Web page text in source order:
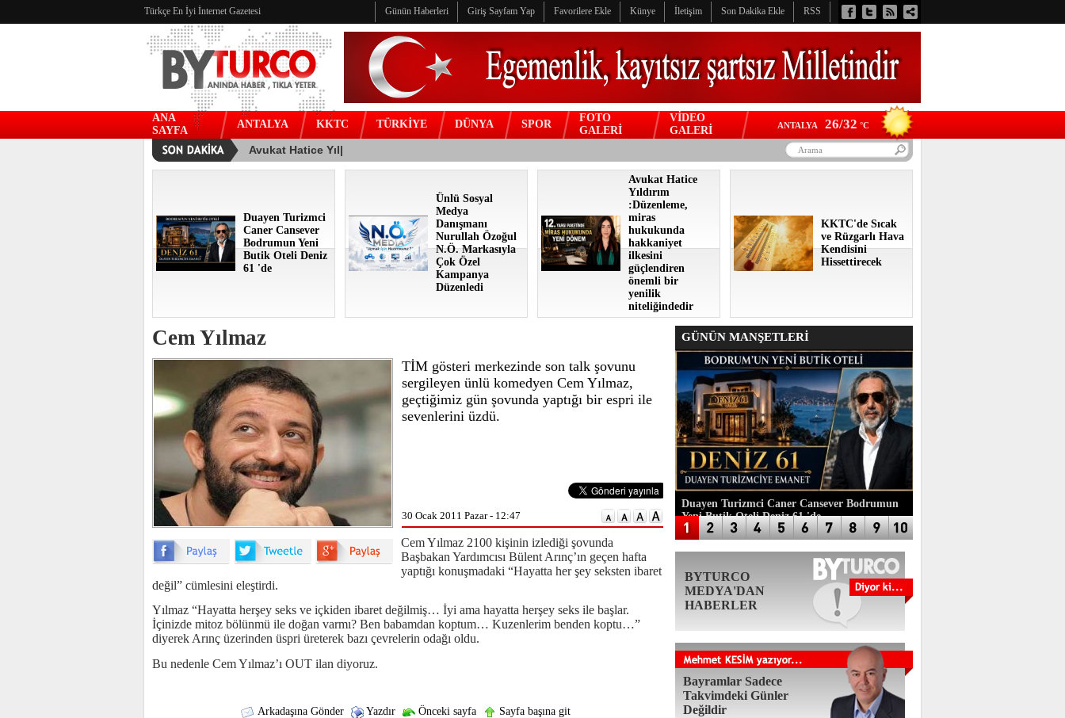
Türkçe En İyi İnternet Gazetesi Günün Haberleri Giriş Sayfam Yap Favorilere Ekle Künye İletişim Son Dakika Ekle RSS
ANA
SAYFA
ANTALYA KKTC TÜRKİYE DÜNYA SPOR
FOTO
GALERİ
VİDEO
GALERİ
ANTALYA 26/32 °C
Duayen Turizmci
Caner Cansever
Bodrumun Yeni
Butik Oteli Deniz
61 'de
Ünlü Sosyal
Medya
Danışmanı
Nurullah Özoğul
N.Ö. Markasıyla
Çok Özel
Kampanya
Düzenledi
Avukat Hatice
Yıldırım
:Düzenleme,
miras
hukukunda
hakkaniyet
ilkesini
güçlendiren
önemli bir
yenilik
niteliğindedir
KKTC'de Sıcak
ve Rüzgarlı Hava
Kendisini
Hissettirecek
Cem Yılmaz
TİM gösteri merkezinde son talk şovunu
sergileyen ünlü komedyen Cem Yılmaz,
geçtiğimiz gün şovunda yaptığı bir espri ile
sevenlerini üzdü.
30 Ocak 2011 Pazar - 12:47
Cem Yılmaz 2100 kişinin izlediği şovunda
Başbakan Yardımcısı Bülent Arınç’ın geçen hafta
yaptığı konuşmadaki “Hayatta her şey seksten ibaret
değil” cümlesini eleştirdi.
Yılmaz “Hayatta herşey seks ve içkiden ibaret değilmiş… İyi ama hayatta herşey seks ile başlar.
İçinizde mitoz bölünmü ile doğan varmı? Ben babamdan koptum… Kuzenlerim benden koptu…”
diyerek Arınç üzerinden üspri üreterek bazı çevrelerin odağı oldu.
Bu nedenle Cem Yılmaz’ı OUT ilan diyoruz.
Arkadaşına Gönder Yazdır Önceki sayfa Sayfa başına git
GÜNÜN MANŞETLERİ
Duayen Turizmci Caner Cansever Bodrumun
Yeni Butik Oteli Deniz 61 'de
BYTURCO
MEDYA'DAN
HABERLER
Bayramlar Sadece
Takvimdeki Günler
Değildir